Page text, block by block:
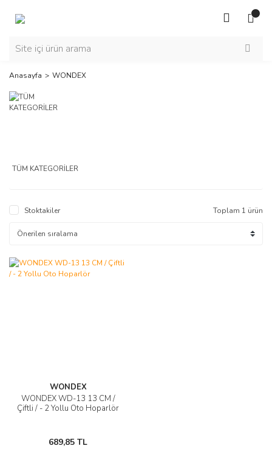
Anasayfa WONDEX
TÜM KATEGORİLER
Stoktakiler Toplam 1 ürün
WONDEX
WONDEX WD-13 13 CM /
Çiftli / - 2 Yollu Oto Hoparlör
689,85 TL